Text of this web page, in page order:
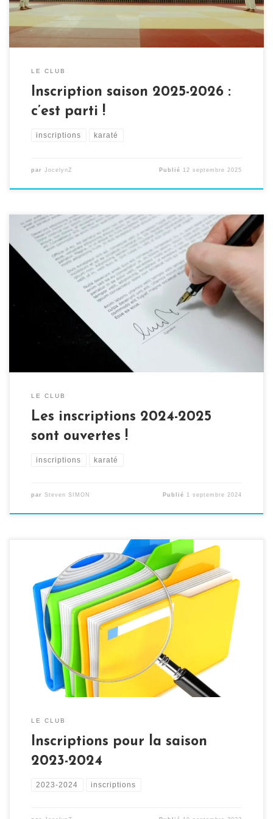
LE CLUB
Inscription saison 2025-2026 :
c’est parti !
inscriptions karaté
par JocelynZ Publié 12 septembre 2025
Cap sur la rentrée ! C’est le moment de reprendre le
rythme des écoles et des nouvelles saisons sportives. Il
est temps de se préparer, de repasser son kimono et de
réaliser son inscription en ligne. Pour cela, il vous suffit
de remplir le formulaire de pré inscription 2024-2025
LE CLUB
Les inscriptions 2024-2025
sont ouvertes !
inscriptions karaté
par Steven SIMON Publié 1 septembre 2024
La saison 2023-2024 approche à grand pas. Vous pouvez
dès maintenant réaliser votre inscription en ligne, en
utilisant le formulaire ci-dessous. Attention, pensez à
sélectionner le bon club dans le formulaire, car celui-ci
est commun pour l’ALTR et pour l’AKCR. Pièces à fournir
Voici la liste des pièces à fournir […]
LE CLUB
Inscriptions pour la saison
2023-2024
2023-2024 inscriptions